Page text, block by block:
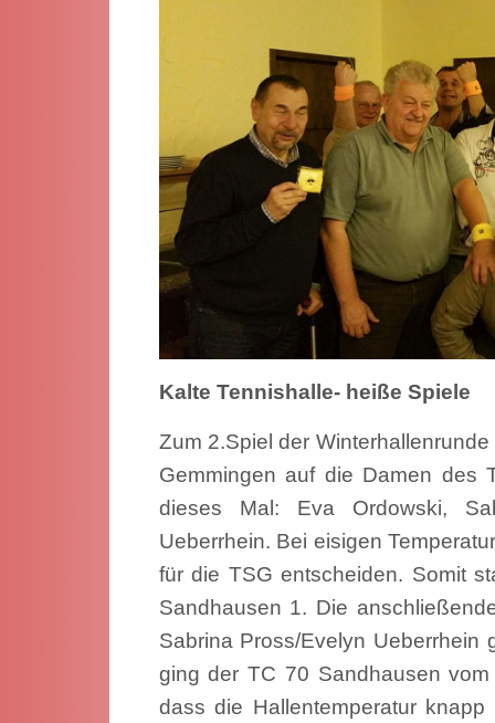
Kalte Tennishalle- heiße Spiele
Zum 2.Spiel der
Gemmingen auf die Damen des
dieses Mal: Eva Ordowski,
Ueberrhein. Bei eisigen
für die TSG entscheiden. Somit
Sandhausen 1. Die
Sabrina Pross/Evelyn
ging der TC 70 Sandhausen
dass die Hallentemperatur